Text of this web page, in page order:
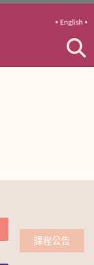
課程公告